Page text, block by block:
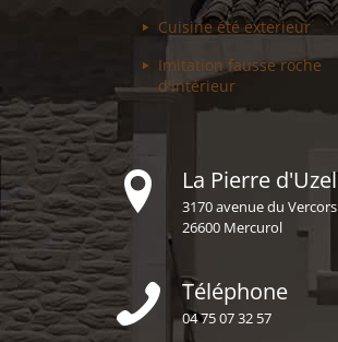
Cuisine été exterieur
Imitation fausseroche
d'intérieur
La Pierre d'Uzel
3170 avenue du Vercors
26600 Mercurol
Téléphone
04 75 07 32 57